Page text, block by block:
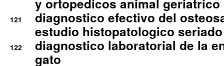
y ortopedicos animal geriatrico
121
diagnostico efectivo del
estudio histopatologico seriado
122
diagnostico laboratorial de la
gato